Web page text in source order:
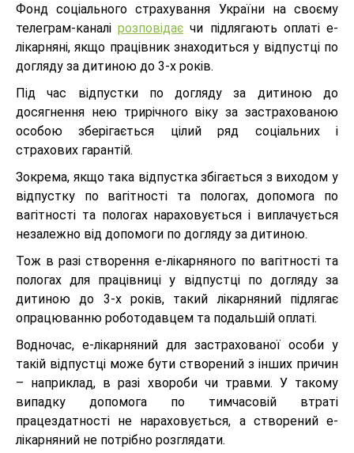
Фонд соціального страхування України на своєму
телеграм-каналірозповідає чи підлягають оплаті е-
лікарняні, якщо працівник знаходиться у відпустці по
догляду за дитиною до 3-х років.
Під час відпустки по догляду за дитиною до
досягнення нею трирічного віку за застрахованою
особою зберігається цілий ряд соціальних і
страхових гарантій.
Зокрема, якщо така відпустка збігається з виходом у
відпустку по вагітності та пологах, допомога по
вагітності та пологах нараховується і виплачується
незалежно від допомоги по догляду за дитиною.
Тож в разі створення е-лікарняного по вагітності та
пологах для працівниці у відпустці по догляду за
дитиною до 3-х років, такий лікарняний підлягає
опрацюванню роботодавцем та подальшій оплаті.
Водночас, е-лікарняний для застрахованої особи у
такій відпустці може бути створений з інших причин
– наприклад, в разі хвороби чи травми. У такому
випадку допомога по тимчасовій втраті
працездатності не нараховується, а створений е-
лікарняний не потрібно розглядати.